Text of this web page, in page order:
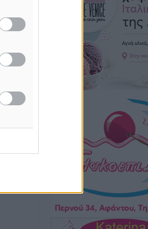
Πάνθηρες: Ξεκίνησαν
την παρθενική “πτήση”
• πριν 2 ώρες
Άρης Αρχαγγέλου: Στο
άτυχου Ιάκωβου Θωμά
Φοίβος: Η μεγάλη
Μπρένο Σαλβατιέρα
Αθλητικά• πριν 2 ώρες
Κλεάνθης: Έτοιμες οι
Αθλητικά• πριν 2 ώρες
Ατρόμητος Διμυλιάς: Ο